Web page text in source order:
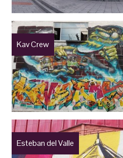
Kav Crew
Esteban del Valle